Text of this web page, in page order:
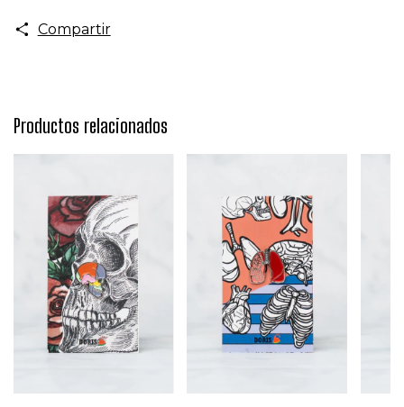
Compartir
Productos relacionados